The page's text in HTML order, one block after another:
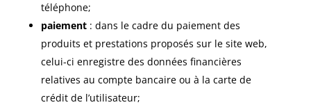
téléphone;
paiement : dans le cadre du paiement des
produits et prestations proposés sur le site web,
celui-ci enregistre des données financières
relatives au compte bancaire ou à la carte de
crédit de l’utilisateur;